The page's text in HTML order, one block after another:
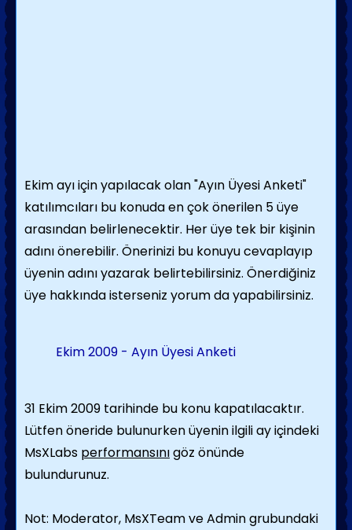
Ekim ayı için yapılacak olan "Ayın Üyesi Anketi"
katılımcıları bu konuda en çok önerilen 5 üye
arasından belirlenecektir. Her üye tek bir kişinin
adını önerebilir. Önerinizi bu konuyu cevaplayıp
üyenin adını yazarak belirtebilirsiniz. Önerdiğiniz
üye hakkında isterseniz yorum da yapabilirsiniz.
Ekim 2009 - Ayın Üyesi Anketi
31 Ekim 2009 tarihinde bu konu kapatılacaktır.
Lütfen öneride bulunurken üyenin ilgili ay içindeki
MsXLabs performansınıgöz önünde
bulundurunuz.
Not: Moderator, MsXTeam ve Admin grubundaki